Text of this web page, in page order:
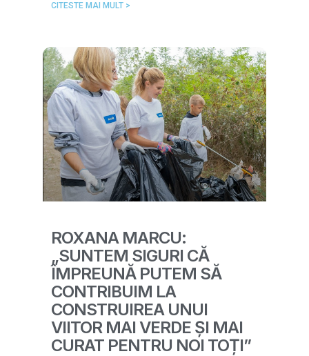
CITESTE MAI MULT >
ROXANA MARCU:
„SUNTEM SIGURI CĂ
ÎMPREUNĂ PUTEM SĂ
CONTRIBUIM LA
CONSTRUIREA UNUI
VIITOR MAI VERDE ȘI MAI
CURAT PENTRU NOI TOȚI”